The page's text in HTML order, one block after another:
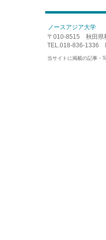
ノースアジア大学
〒010-8515 秋田県
TEL.018-836-1336
当サイトに掲載の記事・